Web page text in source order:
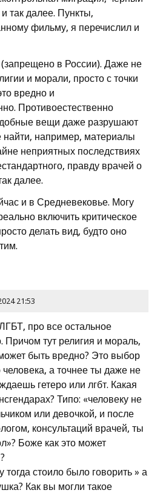
так далее. Пункты,
фильму, я перечислил и
в России). Даже не
и морали, просто с точки
вредно и
Противоестественно
вещи даже разрушают
найти, например, материалы
неприятных последствиях
правду врачей о
далее.
и в Средневековье. Могу
включить критическое
делать вид, будто оно
21:53
про все остальное
Причом тут религия и мораль,
быть вредно? Это выбор
человека, а точнее ты даже не
гетеро или лгбт. Какая
Типо: «человеку не
или девочкой, и после
консультаций врачей, ты
Боже как это может
стоило было говорить » а
Как вы могли такое